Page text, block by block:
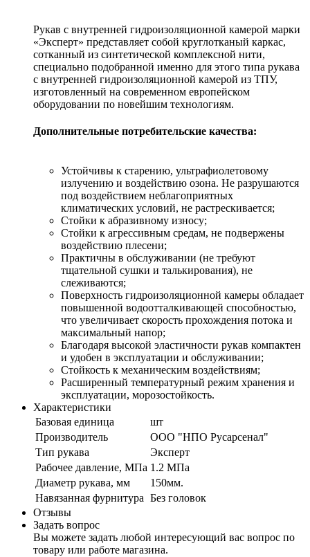
Рукав с внутренней гидроизоляционной камерой марки
«Эксперт» представляет собой круглотканый каркас,
сотканный из синтетической комплексной нити,
специально подобранной именно для этого типа рукава
с внутренней гидроизоляционной камерой из ТПУ,
изготовленный на современном европейском
оборудовании по новейшим технологиям.
Дополнительные потребительские качества:
Устойчивы к старению, ультрафиолетовому
излучению и воздействию озона. Не разрушаются
под воздействием неблагоприятных
климатических условий, не растрескивается;
Стойки к абразивному износу;
Стойки к агрессивным средам, не подвержены
воздействию плесени;
Практичны в обслуживании (не требуют
тщательной сушки и талькирования), не
слеживаются;
Поверхность гидроизоляционной камеры обладает
повышенной водоотталкивающей способностью,
что увеличивает скорость прохождения потока и
максимальный напор;
Благодаря высокой эластичности рукав компактен
и удобен в эксплуатации и обслуживании;
Стойкость к механическим воздействиям;
Расширенный температурный режим хранения и
эксплуатации, морозостойкость.
Характеристики
Базовая единица
шт
Производитель
ООО "НПО Русарсенал"
Тип рукава
Эксперт
Рабочее давление, МПа 1.2 МПа
Диаметр рукава, мм
150мм.
Навязанная фурнитура Без головок
Отзывы
Задать вопрос
Вы можете задать любой интересующий вас вопрос по
товару или работе магазина.